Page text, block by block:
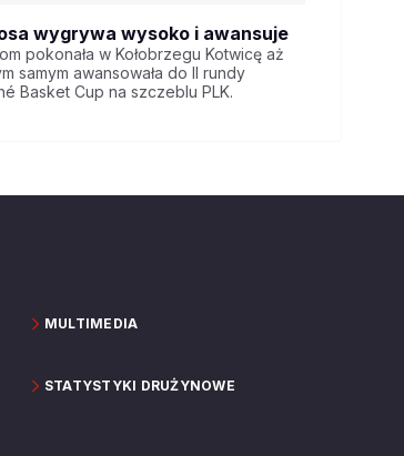
wygrywa wysoko i awansuje
pokonała w Kołobrzegu Kotwicę aż
samym awansowała do II rundy
Basket Cup na szczeblu PLK.
MULTIMEDIA
STATYSTYKI DRUŻYNOWE